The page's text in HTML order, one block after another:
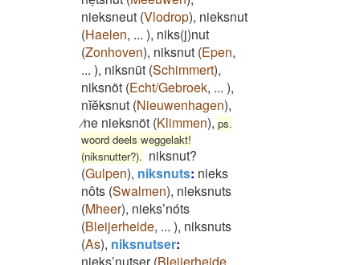
nieksneut (Vlodrop), nieksnut
(Haelen, ... ), niks(j)nut
(Zonhoven), niksnut (Epen,
... ), niksnūt (Schimmert),
niksnöt (Echt/Gebroek, ... ),
nĭĕksnut (Nieuwenhagen),
⁄ne nieksnöt (Klimmen), ps.
woord deels weggelakt!
(niksnutter?). niksnut?
(Gulpen), niksnuts: nieks
nôts (Swalmen), nieksnuts
(Mheer), nieks’nóts
(Bleijerheide, ... ), niksnuts
(As), niksnutser: